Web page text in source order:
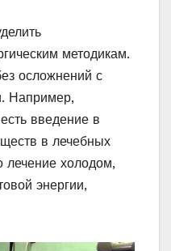
методикам.
осложнений с
Например,
введение в
в лечебных
лечение холодом,
энергии,